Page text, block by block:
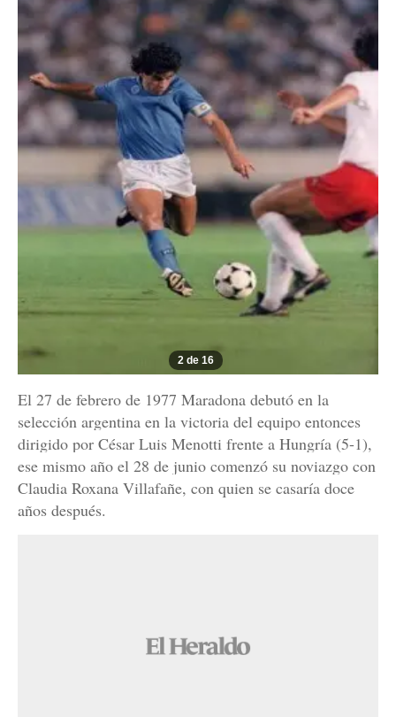
2 de 16
El 27 de febrero de 1977 Maradona debutó en la
selección argentina en la victoria del equipo entonces
dirigido por César Luis Menotti frente a Hungría (5-1),
ese mismo año el 28 de junio comenzó su noviazgo con
Claudia Roxana Villafañe, con quien se casaría doce
años después.